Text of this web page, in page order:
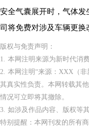
安全气囊展开时，气体
司将免费对涉及车辆更
版权与免责声明：
1. 本网注明来源为新时代消
2. 本网注明“来源：XXX（
其真实性负责。本网转载其
情况可立即将其撤除。
3. 如涉及作品内容、版权等
特别提醒：本网刊发的所有